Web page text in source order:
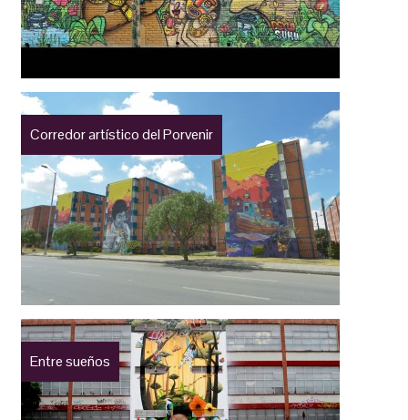
Corredor artístico del Porvenir
Entre sueños